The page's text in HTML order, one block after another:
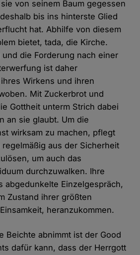
von seinem Baum gegessen
bis ins hinterste Glied
hat. Abhilfe von diesem
bietet, tada, die Kirche.
die Forderung nach einer
ist daher
Wirkens und ihren
Mit Zuckerbrot und
Gottheit unterm Strich dabei
an sie glaubt. Um die
wirksam zu machen, pflegt
aus der Sicherheit
um auch das
durchzuwalken. Ihre
abgedunkelte Einzelgespräch,
Zustand ihrer größten
heranzukommen.
Beichte abnimmt ist der Good
dafür kann, dass der Herrgott